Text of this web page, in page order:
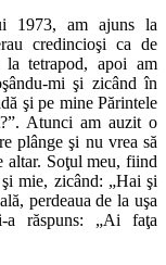
1973, am ajuns la
credincioşi ca de
tetrapod, apoi am
mi şi zicând în
şi pe mine Părintele
Atunci am auzit o
plânge şi nu vrea să
altar. Soţul meu, fiind
mie, zicând: „Hai şi
perdeaua de la uşa
a răspuns: „Ai faţa